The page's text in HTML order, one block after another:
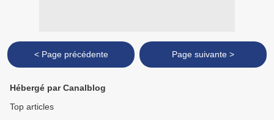
< Page précédente Page suivante >
Hébergé par Canalblog
Top articles